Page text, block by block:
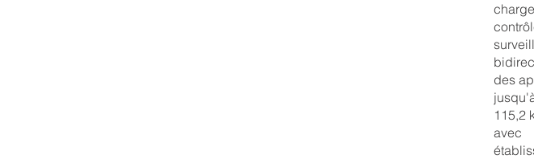
des
115,2
avec